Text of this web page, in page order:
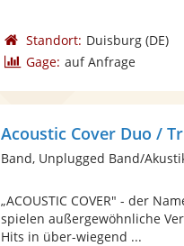
Standort: Duisburg(DE)
Gage: auf Anfrage
Acoustic Cover Duo /
Band, Unplugged Band/
„ACOUSTIC COVER" - der
spielen außergewöhnliche
Hits in über-wiegend ...